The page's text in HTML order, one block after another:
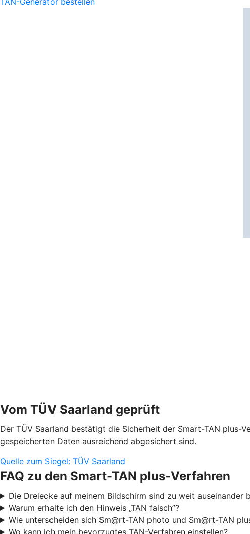
Vom TÜV Saarland geprüft
Der TÜV Saarland bestätigt die Sicherheit der Smart-TAN plus-
gespeicherten Daten ausreichend abgesichert sind.
Quelle zum Siegel: TÜV Saarland
FAQ zu den Smart-TAN plus-Verfahren
Die Dreiecke auf meinem Bildschirm sind zu weit auseinander
Warum erhalte ich den Hinweis „TAN falsch”?
Wie unterscheiden sich Sm@rt-TAN photo und Sm@rt-TAN